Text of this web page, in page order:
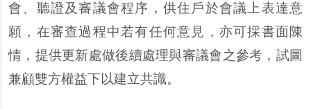
會、 聽證及審議會程序 ， 供住戶於會議上表達意
願 ， 在審查過程中若有任何意見 ， 亦可採書面陳
情 ， 提供更新處做後續處理與審議會之參考 ， 試圖
兼顧雙方權益下以建立共識。